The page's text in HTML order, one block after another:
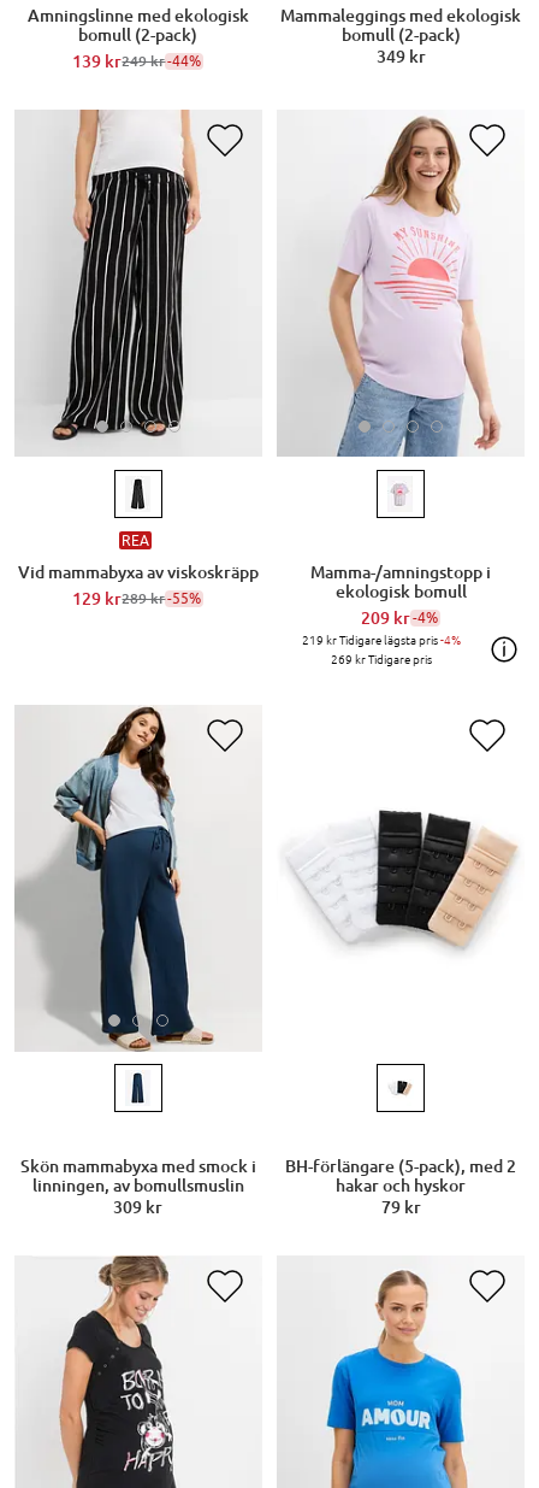
Amningslinne med ekologisk
bomull (2-pack)
139 kr249 kr-44%
Mammaleggings med ekologisk
bomull (2-pack)
349 kr
REA
Vid mammabyxa av viskoskräpp
129 kr289 kr-55%
Mamma-/amningstopp i
ekologisk bomull
209 kr-4%
219 krTidigare lägsta pris-4%
269 krTidigare pris
Skön mammabyxa med smock i
linningen, av bomullsmuslin
309 kr
BH-förlängare (5-pack), med 2
hakar och hyskor
79 kr